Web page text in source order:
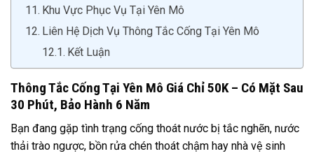
Khu Vực Phục Vụ Tại Yên Mô
Liên Hệ Dịch Vụ Thông Tắc Cống Tại Yên Mô
Kết Luận
Thông Tắc Cống Tại Yên Mô Giá Chỉ 50K – Có Mặt Sau
30 Phút, Bảo Hành 6 Năm
Bạn đang gặp tình trạng cống thoát nước bị tắc nghẽn, nước
thải trào ngược, bồn rửa chén thoát chậm hay nhà vệ sinh